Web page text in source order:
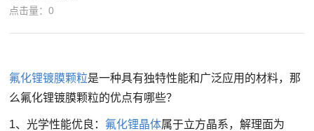
点击量：0
氟化锂镀膜颗粒是一种具有独特性能和广泛应用的材料，那
么氟化锂镀膜颗粒的优点有哪些？
1、光学性能优良： 氟化锂晶体属于立方晶系，解理面为